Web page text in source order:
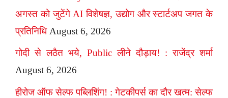
अगस्त को जुटेंगे AI विशेषज्ञ, उद्योग और स्टार्टअप जगत के
प्रतिनिधि August 6, 2026
गोदी से लठैत भये, Public लीने दौड़ाय! : राजेंद्र शर्मा
August 6, 2026
हीरोज ऑफ सेल्फ पब्लिशिंग! : गेटकीपर्स का दौर खत्म: सेल्फ